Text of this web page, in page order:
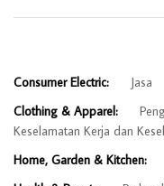
Consumer Electric:
Jasa
Clothing & Apparel:
Keselamatan Kerja dan
Home, Garden & Kitchen: